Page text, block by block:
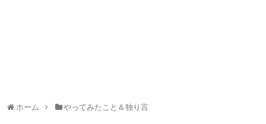
ホーム やってみたこと＆独り言